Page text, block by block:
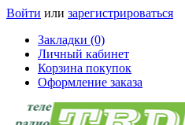
Войти или зарегистрироваться
Закладки (0)
Личный кабинет
Корзина покупок
Оформление заказа